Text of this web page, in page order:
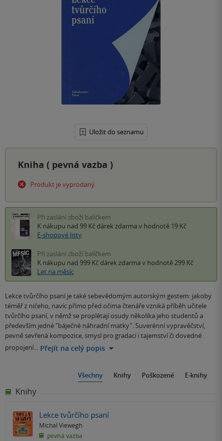
Uložit do seznamu
Kniha ( pevná vazba )
Produkt je vyprodaný.
Při zaslání zboží balíčkem
K nákupu nad 99 Kč dárek zdarma v hodnotě 19 Kč
E-shopové listy
Při zaslání zboží balíčkem
K nákupu nad 999 Kč dárek zdarma v hodnotě 299 Kč
Let na měsíc
Lekce tvůrčího psaní je také sebevědomým autorským gestem: jakoby
téměř z ničeho, navíc přímo před očima čtenáře vzniká příběh učitele
tvůrčího psaní, v němž se proplétají osudy několika jeho studentů a
především jedné "báječné náhradní matky". Suverénní vypravěčství,
pevně sevřená kompozice, smysl pro gradaci i tajemství či dovedné
propojení… Přejít na celý popis
Všechny Knihy Poškozené E-knihy
Knihy
Lekce tvůrčího psaní
Michal Viewegh
pevná vazba